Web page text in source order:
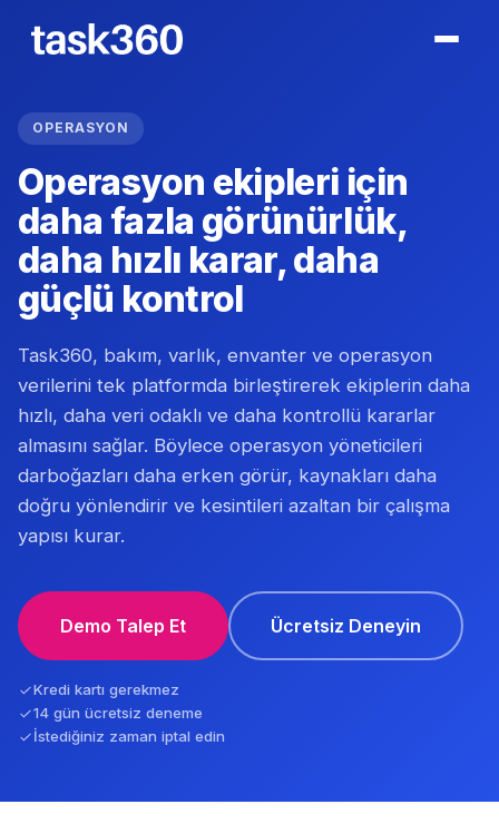
OPERASYON
Operasyon ekipleri için
daha fazla görünürlük,
daha hızlı karar, daha
güçlü kontrol
Task360, bakım, varlık, envanter ve operasyon
verilerini tek platformda birleştirerek ekiplerin daha
hızlı, daha veri odaklı ve daha kontrollü kararlar
almasını sağlar. Böylece operasyon yöneticileri
darboğazları daha erken görür, kaynakları daha
doğru yönlendirir ve kesintileri azaltan bir çalışma
yapısı kurar.
Demo Talep Et Ücretsiz Deneyin
Kredi kartı gerekmez
14 gün ücretsiz deneme
İstediğiniz zaman iptal edin